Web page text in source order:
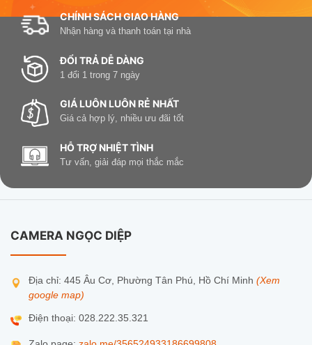
CHÍNH SÁCH GIAO HÀNG
Nhận hàng và thanh toán tại nhà
ĐỔI TRẢ DỄ DÀNG
1 đổi 1 trong 7 ngày
GIÁ LUÔN LUÔN RẺ NHẤT
Giá cả hợp lý, nhiều ưu đãi tốt
HỖ TRỢ NHIỆT TÌNH
Tư vấn, giải đáp mọi thắc mắc
CAMERA NGỌC DIỆP
Địa chỉ: 445 Âu Cơ, Phường Tân Phú, Hồ Chí Minh (Xem
google map)
Điện thoại: 028.222.35.321